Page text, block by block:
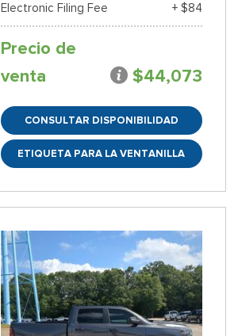
Electronic Filing Fee
+ $84
Precio de
venta
$44,073
CONSULTAR DISPONIBILIDAD
ETIQUETA PARA LA VENTANILLA